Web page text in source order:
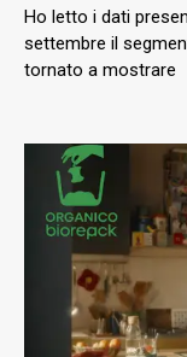
Ho letto i dati
settembre il
tornato a mostrare